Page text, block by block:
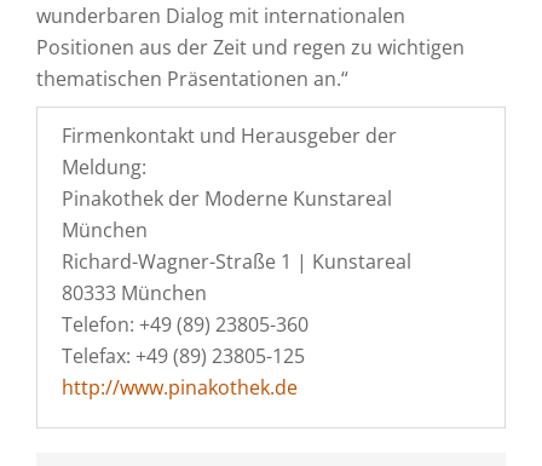
wunderbaren Dialog mit internationalen
Positionen aus der Zeit und regen zu wichtigen
thematischen Präsentationen an.“
Firmenkontakt und Herausgeber der
Meldung:
Pinakothek der Moderne Kunstareal
München
Richard-Wagner-Straße 1 | Kunstareal
80333 München
Telefon: +49 (89) 23805-360
Telefax: +49 (89) 23805-125
http://www.pinakothek.de